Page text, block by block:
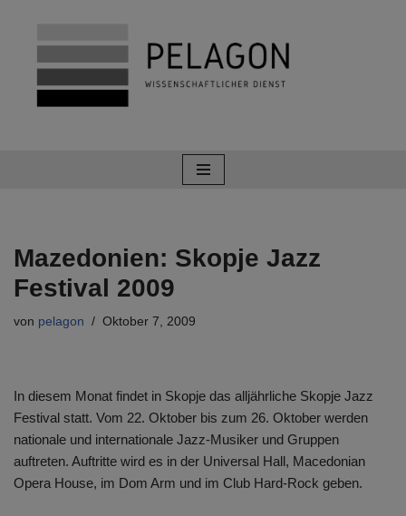
Zum
Inhalt
springen
Mazedonien: Skopje Jazz
Festival 2009
von pelagon Oktober 7, 2009
In diesem Monat findet in Skopje das alljährliche Skopje Jazz
Festival statt. Vom 22. Oktober bis zum 26. Oktober werden
nationale und internationale Jazz-Musiker und Gruppen
auftreten. Auftritte wird es in der Universal Hall, Macedonian
Opera House, im Dom Arm und im Club Hard-Rock geben.